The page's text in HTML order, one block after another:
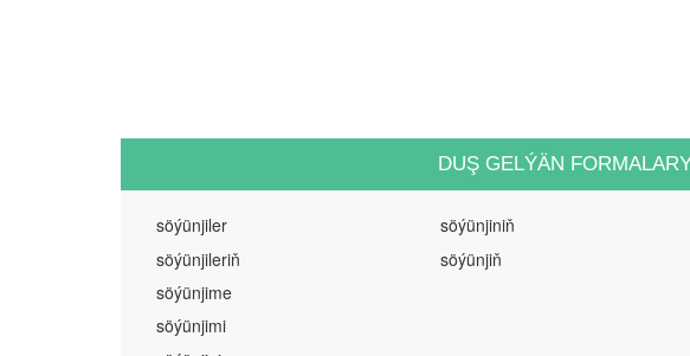
DUŞ GELÝÄN
söýünjiler
söýünjileriň
söýünjime
söýünjimi
söýünjiniň
söýünjiň